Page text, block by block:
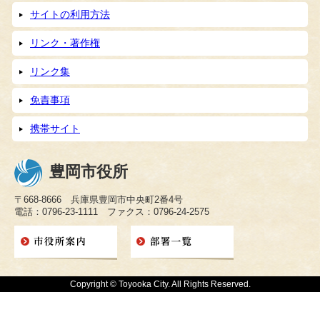
サイトの利用方法
リンク・著作権
リンク集
免責事項
携帯サイト
豊岡市役所
〒668-8666 兵庫県豊岡市中央町2番4号
電話：0796-23-1111 ファクス：0796-24-2575
Copyright © Toyooka City. All Rights Reserved.